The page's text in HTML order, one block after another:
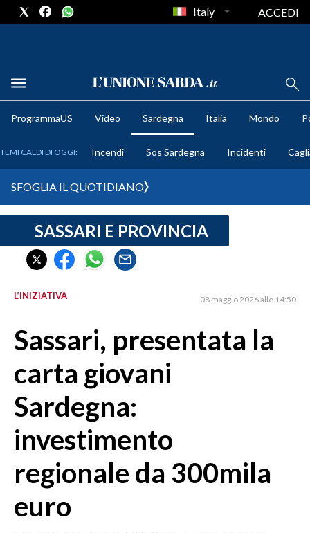
METEO
CRONACA SARDEGNA
CAGLIARI
SULCIS IGLESIENTE
ORISTANO E PROVINCIA
SASSARI E PROVINCIA
GALLURA
NUORO E PROVINCIA
OGLIASTRA
AGENDA
CRONACA
MONDO
Italy ACCEDI
ProgrammaUS Video Sardegna Italia Mondo
TEMI CALDI DI OGGI: Incendi Sos Sardegna Incidenti
SFOGLIA IL QUOTIDIANO
SASSARI E PROVINCIA
L’INIZIATIVA 08 maggio 2026 alle 14:50
Sassari, presentata la
carta giovani
Sardegna:
investimento
regionale da 300mila
euro